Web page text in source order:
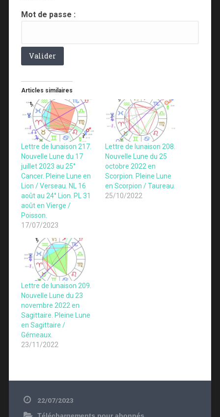
Mot de passe :
Articles similaires
Lettre de lunaison 217.
Nouvelle Lune du 17
juillet 2023 au 25°
Cancer. Pleine Lune en
Lion / Verseau. NL 16
août au 24° Lion. PL 31
août en Vierge /
Poisson.
17/07/2023
Lettre de lunaison 208.
Nouvelle Lune du 25
octobre 2022 en
Scorpion. Pleine Lune
en Scorpion / Taureau.
25/10/2022
Lettre de lunaison 209.
Nouvelle Lune du 23
novembre 2022 en
Sagittaire. Pleine Lune
en Sagittaire /
Gémeaux.
23/11/2022
22/07/2023